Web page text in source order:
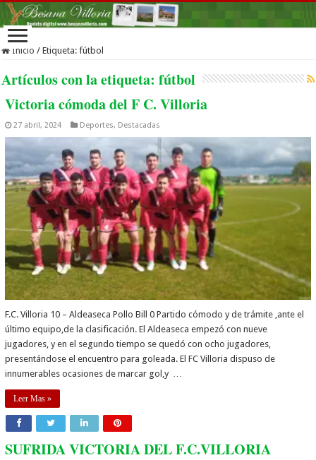
Inicio / Etiqueta:fútbol
Artículos con la etiqueta:fútbol
Victoria cómoda del F C. Villoria
27 abril, 2024 Deportes, Destacadas
F.C. Villoria 10 – Aldeaseca Pollo Bill 0 Partido cómodo y de trámite ,ante el
último equipo,de la clasificación. El Aldeaseca empezó con nueve
jugadores, y en el segundo tiempo se quedó con ocho jugadores,
presentándose el encuentro para goleada. El FC Villoria dispuso de
innumerables ocasiones de marcar gol,y …
Leer Mas »
SUFRIDA VICTORIA DEL F.C.VILLORIA